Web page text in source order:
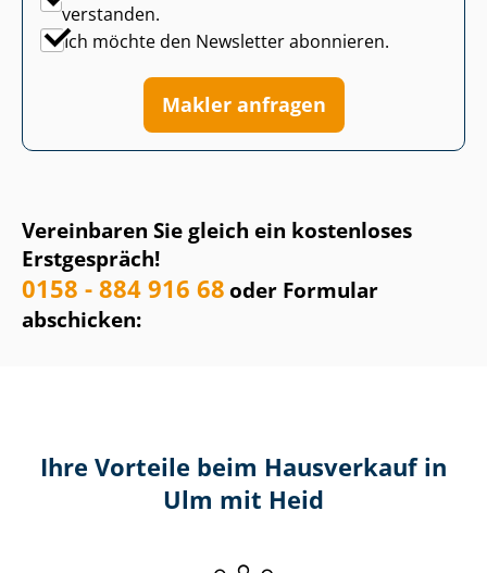
Vereinbaren Sie gleich ein kostenloses
Erstgespräch!
0158 - 884 916 68oder Formular
abschicken:
verstanden.
Ich möchte den Newsletter abonnieren.
Makler anfragen
Ihre Vorteile beim Hausverkauf in
Ulm mit Heid